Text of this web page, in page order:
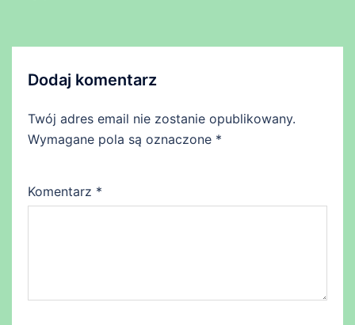
Dodaj komentarz
Twój adres email nie zostanie opublikowany.
Wymagane pola są oznaczone *
Komentarz *